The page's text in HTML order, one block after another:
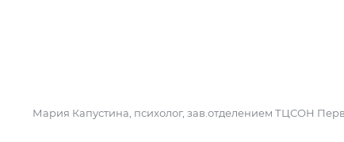
Мария Капустина, психолог, зав.отделением ТЦСОН